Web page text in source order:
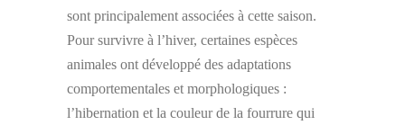
sont principalement associées à cette saison.
Pour survivre à l’hiver, certaines espèces
animales ont développé des adaptations
comportementales et morphologiques :
l’hibernation et la couleur de la fourrure qui